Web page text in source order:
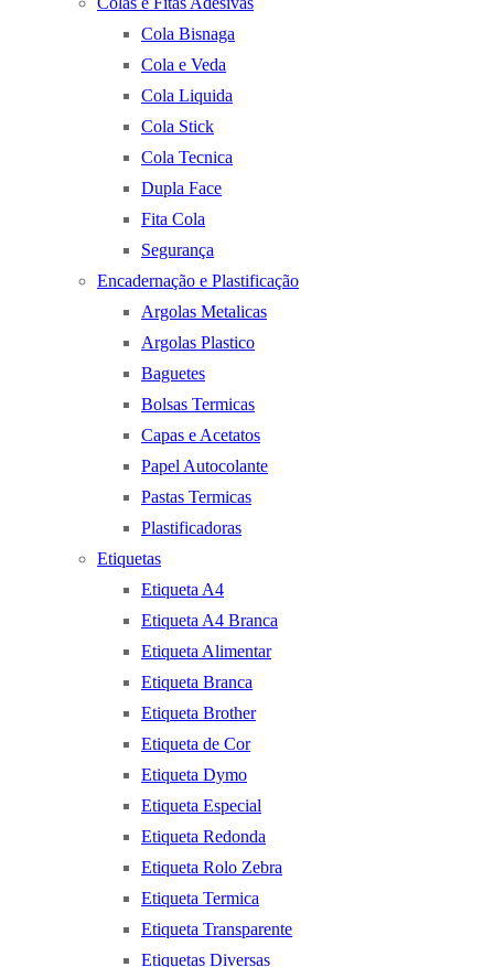
Cola Bisnaga
Cola e Veda
Cola Liquida
Cola Stick
Cola Tecnica
Dupla Face
Fita Cola
Segurança
Encadernação e Plastificação
Argolas Metalicas
Argolas Plastico
Baguetes
Bolsas Termicas
Capas e Acetatos
Papel Autocolante
Pastas Termicas
Plastificadoras
Etiquetas
Etiqueta A4
Etiqueta A4 Branca
Etiqueta Alimentar
Etiqueta Branca
Etiqueta Brother
Etiqueta de Cor
Etiqueta Dymo
Etiqueta Especial
Etiqueta Redonda
Etiqueta Rolo Zebra
Etiqueta Termica
Etiqueta Transparente
Etiquetas Diversas